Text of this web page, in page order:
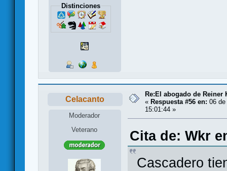
Distinciones
Celacanto
Moderador
Veterano
Re:El abogado de Reiner
« Respuesta #56 en: 06
15:01:44 »
Cita de: Wkr
Cascadero